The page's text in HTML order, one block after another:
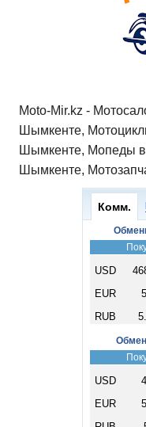
Moto-Mir.kz -
Шымкенте,
Шымкенте, Мопеды
Шымкенте,